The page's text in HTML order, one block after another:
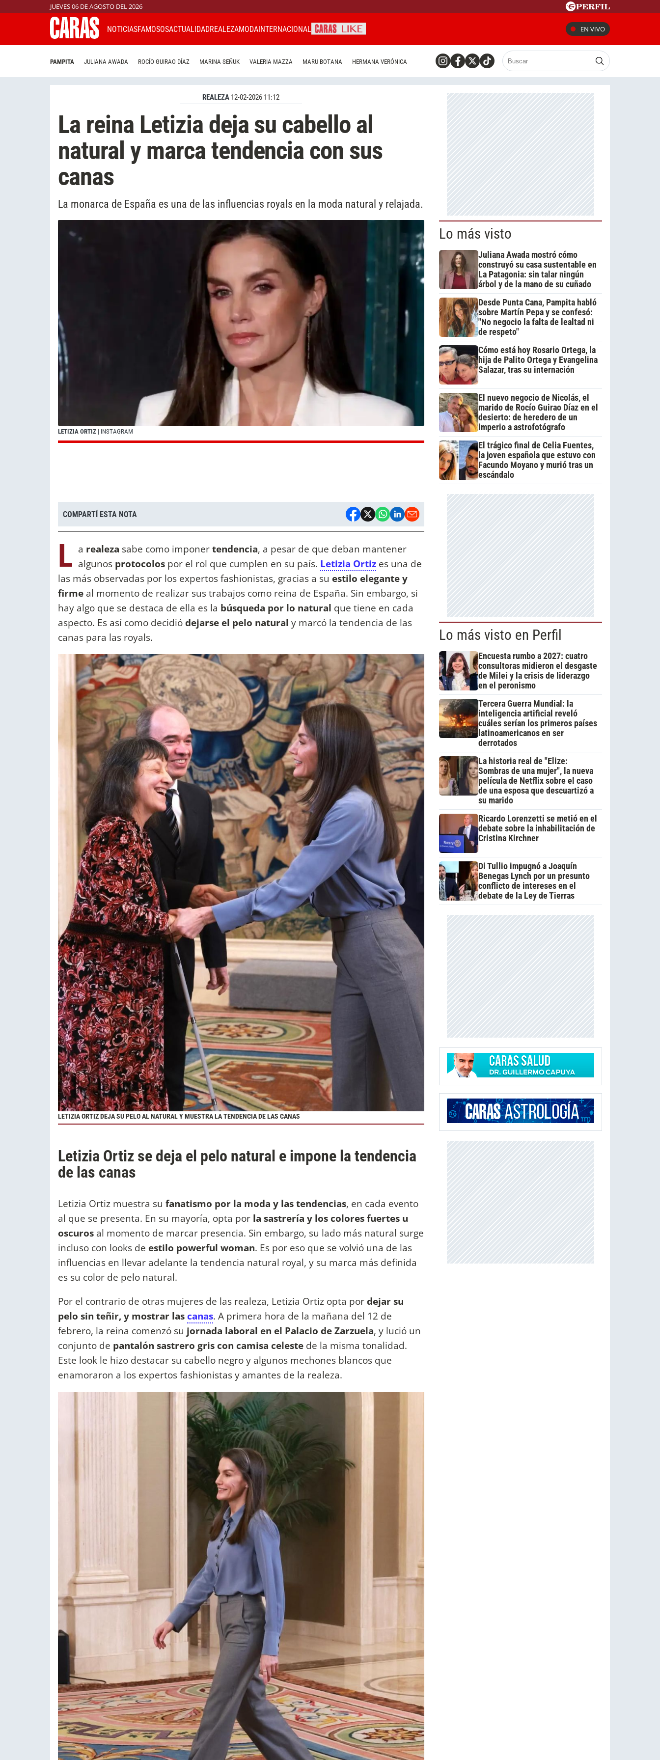
JUEVES 06 DE AGOSTO DEL 2026
NOTICIASFAMOSOSACTUALIDADREALEZAMODAINTERNACIONAL EN VIVO
PAMPITA JULIANA AWADA ROCÍO GUIRAO DÍAZ MARINA SEÑUK VALERIA MAZZA MARU BOTANA HERMANA VERÓNICA
REALEZA 12-02-2026 11:12
La reina Letizia deja su cabello al
natural y marca tendencia con sus
canas
La monarca de España es una de las influencias royals en la moda natural y relajada.
LETIZIA ORTIZ | INSTAGRAM
COMPARTÍ ESTA NOTA
L a realeza sabe como imponertendencia, a pesar de que deban mantener
algunos protocolos por el rol que cumplen en su país. Letizia Ortiz es una de
las más observadas por los expertos fashionistas, gracias a su estilo elegante y
firme al momento de realizar sus trabajos como reina de España. Sin embargo, si
hay algo que se destaca de ella es la búsqueda por lo natural que tiene en cada
aspecto. Es así como decidiódejarse el pelo natural y marcó la tendencia de las
canas para las royals.
LETIZIA ORTIZ DEJA SU PELO AL NATURAL Y MUESTRA LA TENDENCIA DE LAS CANAS
Letizia Ortiz se deja el pelo natural e impone la tendencia
de las canas
Letizia Ortiz muestra su fanatismo por la moda y las tendencias, en cada evento
al que se presenta. En su mayoría, opta por la sastrería y los colores fuertes u
oscuros al momento de marcar presencia. Sin embargo, su lado más natural surge
incluso con looks de estilo powerful woman. Es por eso que se volvió una de las
influencias en llevar adelante la tendencia natural royal, y su marca más definida
es su color de pelo natural.
Por el contrario de otras mujeres de las realeza, Letizia Ortiz opta pordejar su
pelo sin teñir, y mostrar las canas. A primera hora de la mañana del 12 de
febrero, la reina comenzó su jornada laboral en el Palacio de Zarzuela, y lució un
conjunto de pantalón sastrero gris con camisa celeste de la misma tonalidad.
Este look le hizo destacar su cabello negro y algunos mechones blancos que
enamoraron a los expertos fashionistas y amantes de la realeza.
Lo más visto
Juliana Awada mostró cómo
construyó su casa sustentable en
La Patagonia: sin talar ningún
árbol y de la mano de su cuñado
Desde Punta Cana, Pampita habló
sobre Martín Pepa y se confesó:
"No negocio la falta de lealtad ni
de respeto"
Cómo está hoy Rosario Ortega, la
hija de Palito Ortega y Evangelina
Salazar, tras su internación
El nuevo negocio de Nicolás, el
marido de Rocío Guirao Díaz en el
desierto: de heredero de un
imperio a astrofotógrafo
El trágico final de Celia Fuentes,
la joven española que estuvo con
Facundo Moyano y murió tras un
escándalo
Lo más visto en Perfil
Encuesta rumbo a 2027: cuatro
consultoras midieron el desgaste
de Milei y la crisis de liderazgo
en el peronismo
Tercera Guerra Mundial: la
inteligencia artificial reveló
cuáles serían los primeros países
latinoamericanos en ser
derrotados
La historia real de "Elize:
Sombras de una mujer", la nueva
película de Netflix sobre el caso
de una esposa que descuartizó a
su marido
Ricardo Lorenzetti se metió en el
debate sobre la inhabilitación de
Cristina Kirchner
Di Tullio impugnó a Joaquín
Benegas Lynch por un presunto
conflicto de intereses en el
debate de la Ley de Tierras